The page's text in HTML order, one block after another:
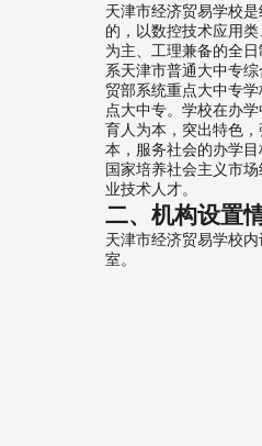
天津市经济贸易学校
的，以数控技术应用
为主、工理兼备的全
系天津市普通大中专
贸部系统重点大中专
点大中专。学校在办学
育人为本，突出特色
本，服务社会的办学
国家培养社会主义市
业技术人才。
二、机构设置
天津市经济贸易学校内
室。